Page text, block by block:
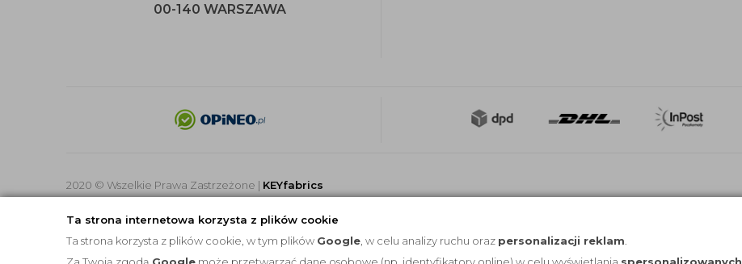
Ta strona internetowa korzysta z plików cookie
Ta strona korzysta z plików cookie, w tym plików Google , w celu analizy ruchu oraz personalizacji reklam
00-140 WARSZAWA
2020 © Wszelkie Prawa Zastrzeżone | KEYfabrics